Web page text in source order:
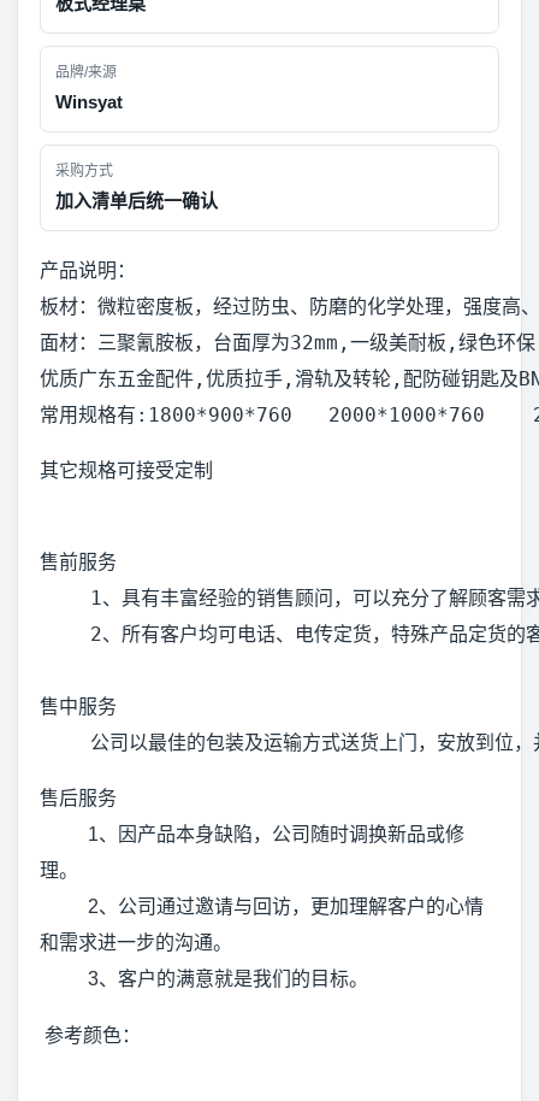
品牌/来源
Winsyat
采购方式
加入清单后统一确认
产品说明：
板材：微粒密度板，经过防虫、防磨的化学处理，强度高
面材：三聚氰胺板，台面厚为32mm,一级美耐板,绿色环
优质广东五金配件,优质拉手,滑轨及转轮,配防碰钥匙及
常用规格有:1800*900*760   2000*1000*760
其它规格可接受定制
售前服务
1、具有丰富经验的销售顾问，可以充分了解顾客需
2、所有客户均可电话、电传定货，特殊产品定货的客
售中服务
公司以最佳的包装及运输方式送货上门，安放到位，
售后服务
1、因产品本身缺陷，公司随时调换新品或修
理。
2、公司通过邀请与回访，更加理解客户的心情
和需求进一步的沟通。
3、客户的满意就是我们的目标。
参考颜色：